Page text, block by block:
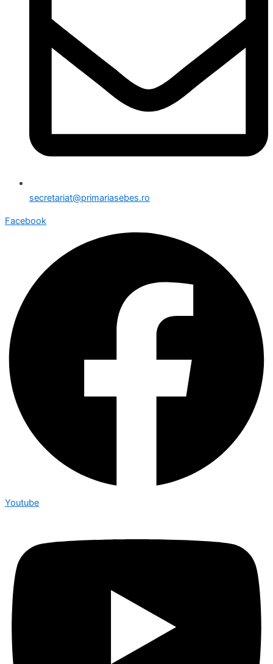
secretariat@primariasebes.ro
Facebook
Youtube